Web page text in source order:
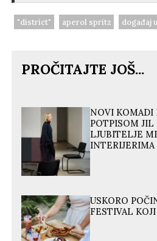
"district" aperol spritz događaj
PROČITAJTE JOŠ...
NOVI KOMADI
POTPISOM JIL
LJUBITELJE
INTERIJERIMA
USKORO
FESTIVAL